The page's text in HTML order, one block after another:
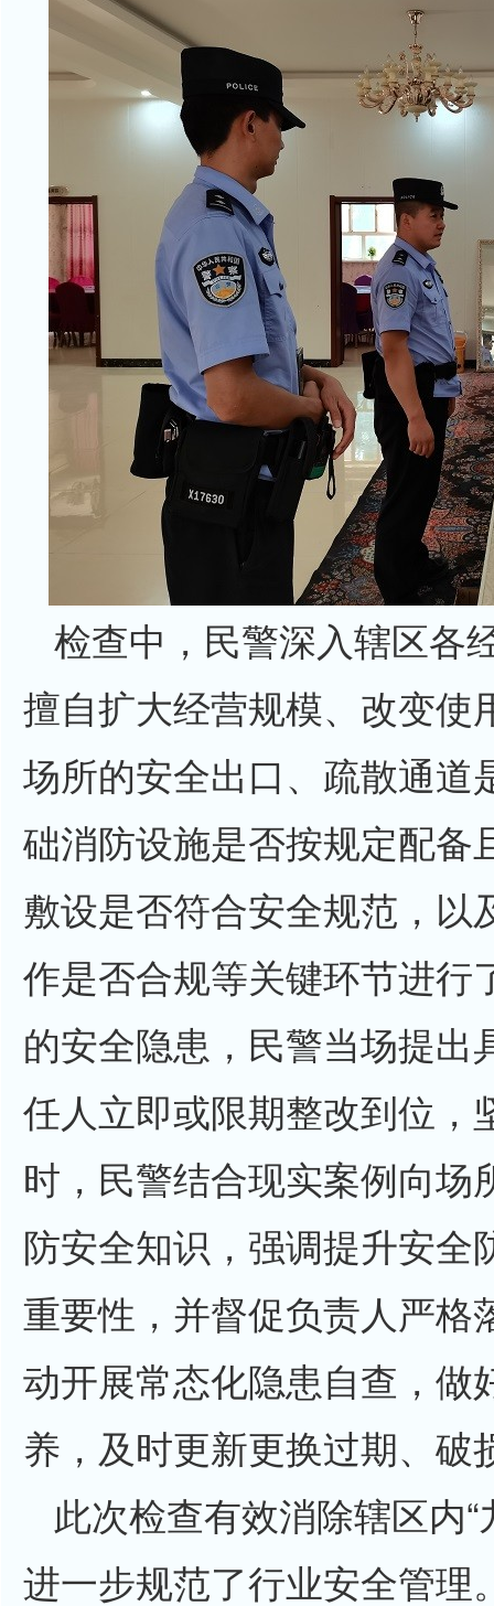
检查中，民警深入辖区各
擅自扩大经营规模、改变
场所的安全出口、疏散通
础消防设施是否按规定配
敷设是否符合安全规范，
作是否合规等关键环节进
的安全隐患，民警当场提
任人立即或限期整改到位，
时，民警结合现实案例向
防安全知识，强调提升安
重要性，并督促负责人严
动开展常态化隐患自查，做
养，及时更新更换过期、破
此次检查有效消除辖区内
进一步规范了行业安全管